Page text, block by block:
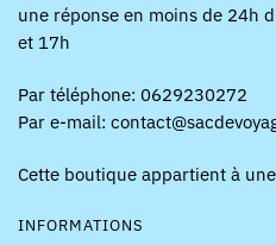
une réponse en moins de 24h
et 17h
Par téléphone: 0629230272
Par e-mail:
Cette boutique appartient à
INFORMATIONS